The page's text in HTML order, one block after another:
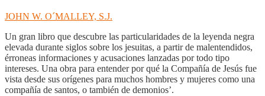
JOHN W. O´MALLEY, S.J.
Un gran libro que descubre las particularidades de la leyenda negra
elevada durante siglos sobre los jesuitas, a partir de malentendidos,
érroneas informaciones y acusaciones lanzadas por todo tipo
intereses. Una obra para entender por qué la Compañía de Jesús fue
vista desde sus orígenes para muchos hombres y mujeres como una
compañía de santos, o también de demonios’.